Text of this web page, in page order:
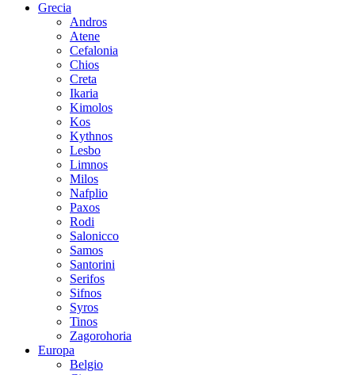
Grecia
Andros
Atene
Cefalonia
Chios
Creta
Ikaria
Kimolos
Kos
Kythnos
Lesbo
Limnos
Milos
Nafplio
Paxos
Rodi
Salonicco
Samos
Santorini
Serifos
Sifnos
Syros
Tinos
Zagorohoria
Europa
Belgio